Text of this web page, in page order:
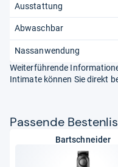
Ausstattung
Abwaschbar
Nassanwendung
Weiterführende
Intimate können Sie direkt
Pas­sende
Bartschneider